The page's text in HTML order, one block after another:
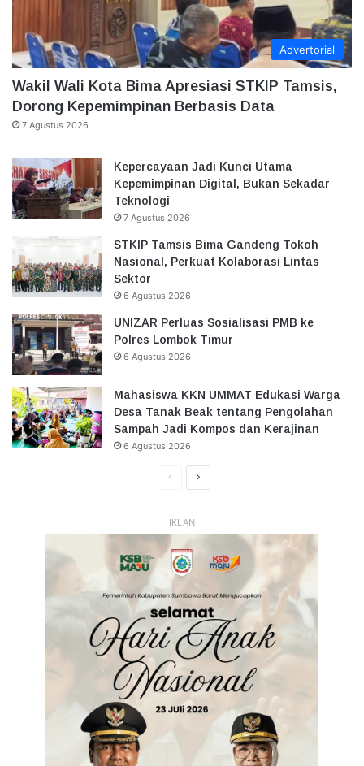
Advertorial
Wakil Wali Kota Bima Apresiasi STKIP Tamsis,
Dorong Kepemimpinan Berbasis Data
7 Agustus 2026
Kepercayaan Jadi Kunci Utama
Kepemimpinan Digital, Bukan Sekadar
Teknologi
7 Agustus 2026
STKIP Tamsis Bima Gandeng Tokoh
Nasional, Perkuat Kolaborasi Lintas
Sektor
6 Agustus 2026
UNIZAR Perluas Sosialisasi PMB ke
Polres Lombok Timur
6 Agustus 2026
Mahasiswa KKN UMMAT Edukasi Warga
Desa Tanak Beak tentang Pengolahan
Sampah Jadi Kompos dan Kerajinan
6 Agustus 2026
HalamanHalaman
IKLAN